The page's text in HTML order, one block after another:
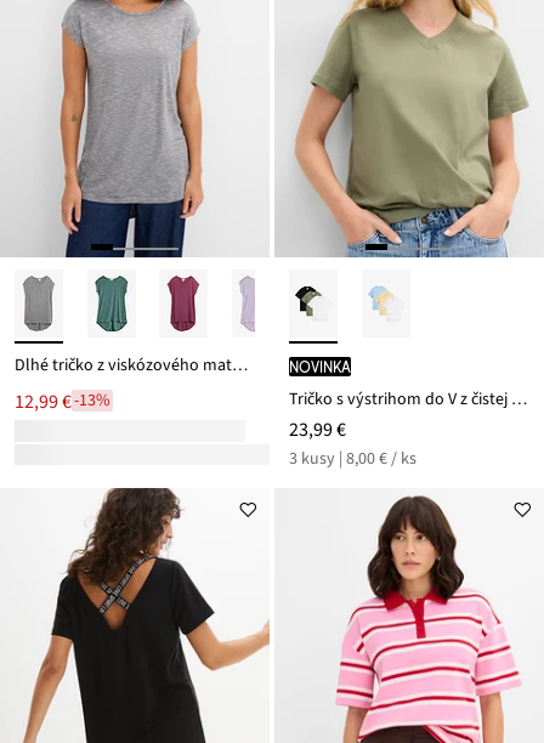
Dlhé tričko z viskózového materiálu
12,99 €-13%
novinka
Tričko s výstrihom do V z čistej bio bavlny (3 ks v balení)
23,99 €
3 kusy | 8,00 € / ks